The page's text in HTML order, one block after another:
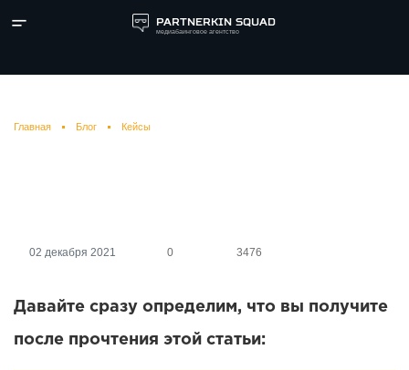
PARTNERKIN SQUAD
медиабаинговое агентство
Главная Блог Кейсы
02 декабря 2021 0 3476
Давайте сразу определим, что вы получите
после прочтения этой статьи: